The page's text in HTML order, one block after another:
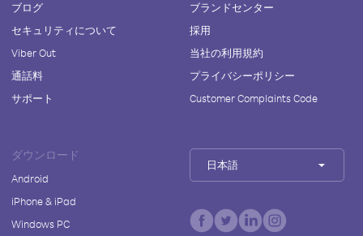
ブログ
セキュリティについて
Viber Out
通話料
サポート
ブランドセンター
採用
当社の利用規約
プライバシーポリシー
Customer Complaints Code
ダウンロード
Android
iPhone & iPad
Windows PC
日本語